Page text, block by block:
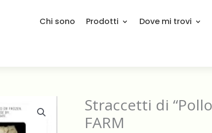
Chi sono Prodotti Dove mi trovi
Straccetti di
FARM